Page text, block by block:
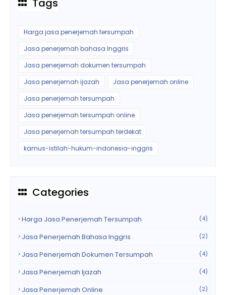
Tags
Harga jasa penerjemah tersumpah
Jasa penerjemah bahasa Inggris
Jasa penerjemah dokumen tersumpah
Jasa penerjemah ijazah
Jasa penerjemah online
Jasa penerjemah tersumpah
Jasa penerjemah tersumpah online
Jasa penerjemah tersumpah terdekat
kamus-istilah-hukum-indonesia-inggris
Categories
Harga Jasa Penerjemah Tersumpah (4)
Jasa Penerjemah Bahasa Inggris (2)
Jasa Penerjemah Dokumen Tersumpah (4)
Jasa Penerjemah Ijazah (4)
Jasa Penerjemah Online (2)